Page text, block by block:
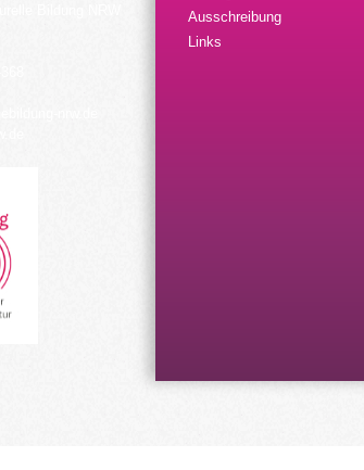
Ausschreibung
Links